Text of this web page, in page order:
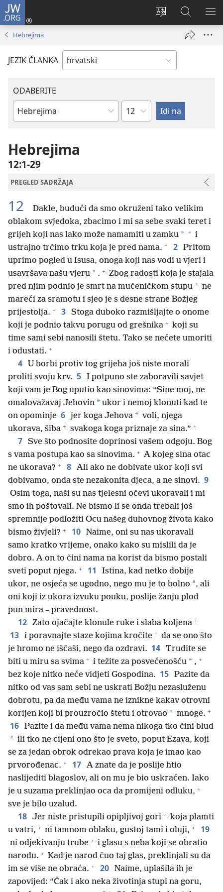
JW.ORG
Promijeni
Prijava
(otvara
prozor)
JW.ORG
|
Pretraga
Hebrejima
JEZIK ČLANKA
ODABERITE
Biblijska
Poglavlje
Hebrejima
12:1-29
PREGLED SADRŽAJA
12
Dakle, budući da smo okruženi tako velikim
oblakom svjedoka, zbacimo i mi sa sebe svaki teret i
grijeh koji nas lako može namamiti u zamku * + i
ustrajno trčimo trku koja je pred nama. + 2 Pritom
uprimo pogled u Isusa, onoga koji nas vodi u vjeri i
usavršava našu vjeru * . + Zbog radosti koja je stajala
pred njim podnio je smrt na mučeničkom stupu * ne
mareći za sramotu i sjeo je s desne strane Božjeg
prijestolja. + 3 Stoga duboko razmišljajte o onome
koji je podnio takvu porugu od grešnika + koji su
time sami sebi nanosili štetu. Tako se nećete umoriti
i odustati. +
4
U borbi protiv tog grijeha još niste morali
proliti svoju krv. 5 I potpuno ste zaboravili savjet
koji vam je Bog uputio kao sinovima: “Sine moj, ne
omalovažavaj Jehovin * ukor i nemoj klonuti kad te
on opominje 6 jer koga Jehova * voli, njega
ukorava, šiba * svakoga koga priznaje za sina.” +
7 Sve što podnosite doprinosi vašem odgoju. Bog
s vama postupa kao sa sinovima. + A kojeg sina otac
ne ukorava? + 8 Ali ako ne dobivate ukor koji svi
dobivamo, onda ste nezakonita djeca, a ne sinovi. 9
Osim toga, naši su nas tjelesni očevi ukoravali i mi
smo ih poštovali. Ne bismo li se onda trebali još
spremnije podložiti Ocu našeg duhovnog života kako
bismo živjeli? + 10 Naime, oni su nas ukoravali
samo kratko vrijeme, onako kako su mislili da je
dobro. A on to čini nama na korist da bismo postali
sveti poput njega. + 11
Istina, kad netko dobije
ukor, ne osjeća se ugodno, nego mu je to bolno *, ali
oni koji iz ukora izvuku pouku, poslije žanju plod
pun mira – pravednost.
12 Zato ojačajte klonule ruke i slaba koljena +
13 i poravnajte staze kojima kročite + da se ono što
je hromo ne iščaši, nego da ozdravi. 14 Trudite se
biti u miru sa svima + i težite za posvećenošću * , +
bez koje nitko neće vidjeti Gospodina. 15 Pazite da
nitko od vas sam sebi ne uskrati Božju nezasluženu
dobrotu, pa da među vama ne iznikne kakav otrovni
korijen koji bi prouzročio štetu i otrovao * mnoge. +
16 Pazite i da među vama nema nikoga tko čini blud
* ili tko ne cijeni ono što je sveto, poput Ezava, koji
se za jedan obrok odrekao prava koja je imao kao
prvorođenac. + 17 A znate da je poslije htio
naslijediti blagoslov, ali on mu je bio uskraćen. Iako
je u suzama preklinjao oca da promijeni odluku, +
sve je bilo uzalud.
18 Jer niste pristupili opipljivoj gori + koja plamti
u vatri, + ni tamnom oblaku, gustoj tami i oluji, + 19
ni odjekivanju trube + i glasu s neba koji se obratio
narodu. + Kad je narod čuo taj glas, preklinjali su da
im se više ne obraća. + 20 Naime, uplašila ih je
zapovijed: “Čak i ako neka životinja stupi na goru,